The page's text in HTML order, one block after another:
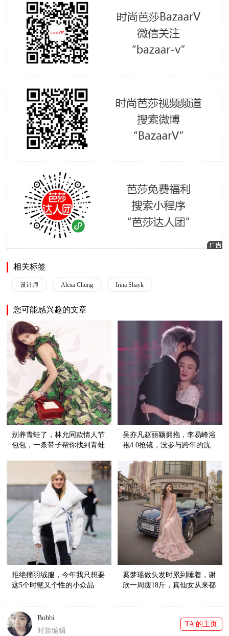
相关标签
设计师 Alexa Chung Irina Shayk
您可能感兴趣的文章
别养青蛙了，林允同款情人节
包包，一条带子帮你找到青蛙
吴亦凡赵丽颖拥抱，李易峰浴
袍4.0抢镜，没参与跨年的沈
拒绝撞羽绒服，今年我只想要
这5个时髦又个性的小众品
奚梦瑶做头发时累到睡着，谢
欣一周瘦18斤，真仙女从来都
Bobbi
时装编辑
TA 的主页